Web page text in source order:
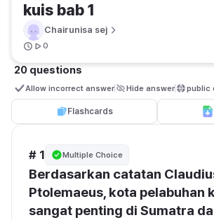
kuis bab 1
Chairunisa sej
0
20 questions
Allow incorrect answer Hide answer public
Flashcards
# 1 Multiple Choice
Berdasarkan catatan
Ptolemaeus, kota pelabuhan
sangat penting di Sumatra